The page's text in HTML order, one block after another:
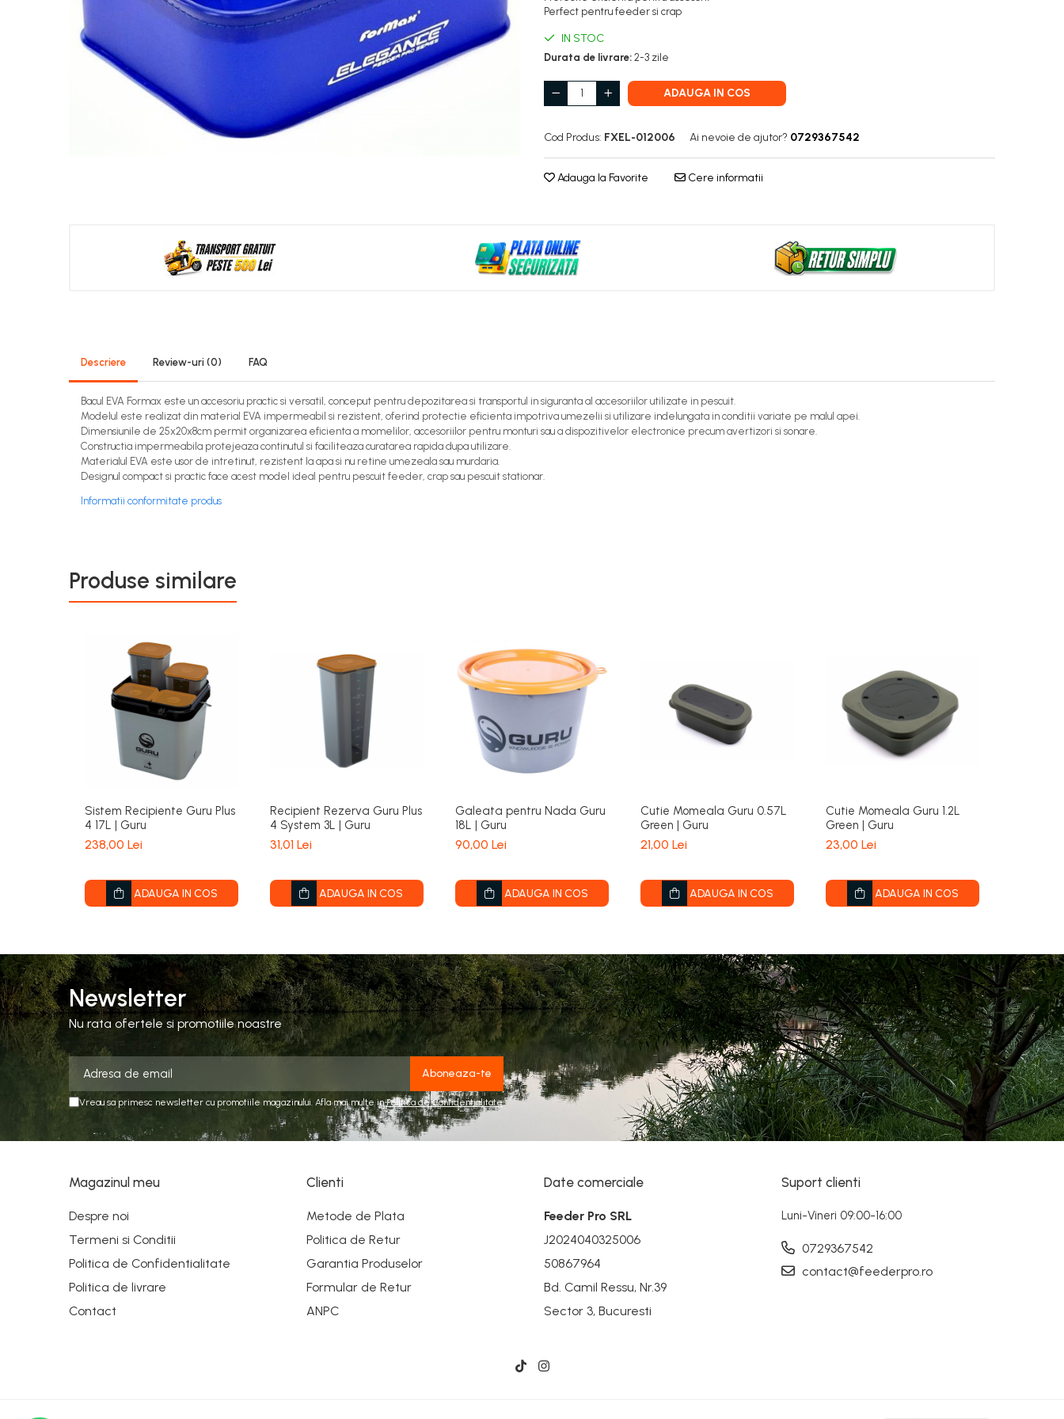
Perfect pentru feeder si crap
IN STOC
Durata de livrare: 2-3 zile
ADAUGA IN COS
Cod Produs: FXEL-012006 Ai nevoie de ajutor? 0729367542
Adauga la Favorite Cere informatii
Descriere Review-uri (0) FAQ
Bacul EVA Formax este un accesoriu practic si versatil, conceput pentru depozitarea si transportul in siguranta al accesoriilor utilizate in pescuit.
Modelul este realizat din material EVA impermeabil si rezistent, oferind protectie eficienta impotriva umezelii si utilizare indelungata in conditii variate pe malul apei.
Dimensiunile de 25x20x8cm permit organizarea eficienta a momelilor, accesoriilor pentru monturi sau a dispozitivelor electronice precum avertizori si sonare.
Constructia impermeabila protejeaza continutul si faciliteaza curatarea rapida dupa utilizare.
Materialul EVA este usor de intretinut, rezistent la apa si nu retine umezeala sau murdaria.
Designul compact si practic face acest model ideal pentru pescuit feeder, crap sau pescuit stationar.
Informatii conformitate produs
Produse similare
Sistem Recipiente Guru Plus
4 17L | Guru
238,00 Lei
ADAUGA IN COS
Recipient Rezerva Guru Plus
4 System 3L | Guru
31,01 Lei
ADAUGA IN COS
Galeata pentru Nada Guru
18L | Guru
90,00 Lei
ADAUGA IN COS
Cutie Momeala Guru 0.57L
Green | Guru
21,00 Lei
ADAUGA IN COS
Cutie Momeala Guru 1.2L
Green | Guru
23,00 Lei
ADAUGA IN COS
Newsletter
Nu rata ofertele si promotiile noastre
Vreau sa primesc newsletter cu promotiile magazinului. Afla mai multe inPolitica de Confidentialitate
Magazinul meu
Despre noi
Termeni si Conditii
Politica de Confidentialitate
Politica de livrare
Contact
Clienti
Metode de Plata
Politica de Retur
Garantia Produselor
Formular de Retur
ANPC
Date comerciale
Feeder Pro SRL
J2024040325006
50867964
Bd. Camil Ressu, Nr.39
Sector 3, Bucuresti
Suport clienti
Luni-Vineri 09:00-16:00
0729367542
contact@feederpro.ro